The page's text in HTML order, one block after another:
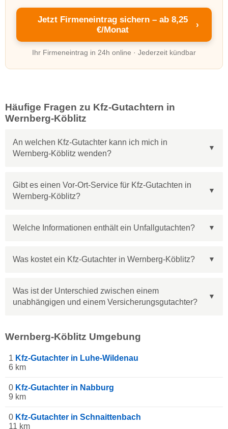
Jetzt Firmeneintrag sichern – ab 8,25
€/Monat
›
Ihr Firmeneintrag in 24h online · Jederzeit kündbar
Häufige Fragen zu Kfz-Gutachtern in
Wernberg-Köblitz
An welchen Kfz-Gutachter kann ich mich in
Wernberg-Köblitz wenden?
Gibt es einen Vor-Ort-Service für Kfz-Gutachten in
Wernberg-Köblitz?
Welche Informationen enthält ein Unfallgutachten?
Was kostet ein Kfz-Gutachter in Wernberg-Köblitz?
Was ist der Unterschied zwischen einem
unabhängigen und einem Versicherungsgutachter?
Wernberg-Köblitz Umgebung
1 Kfz-Gutachter in Luhe-Wildenau
6 km
0 Kfz-Gutachter in Nabburg
9 km
0 Kfz-Gutachter in Schnaittenbach
11 km